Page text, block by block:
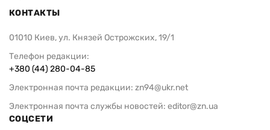
КОНТАКТЫ
01010 Киев, ул. Князей Острожских, 19/1
Телефон редакции:
+380 (44) 280-04-85
Электронная почта редакции: zn94@ukr.net
Электронная почта службы новостей: editor@zn.ua
СОЦСЕТИ